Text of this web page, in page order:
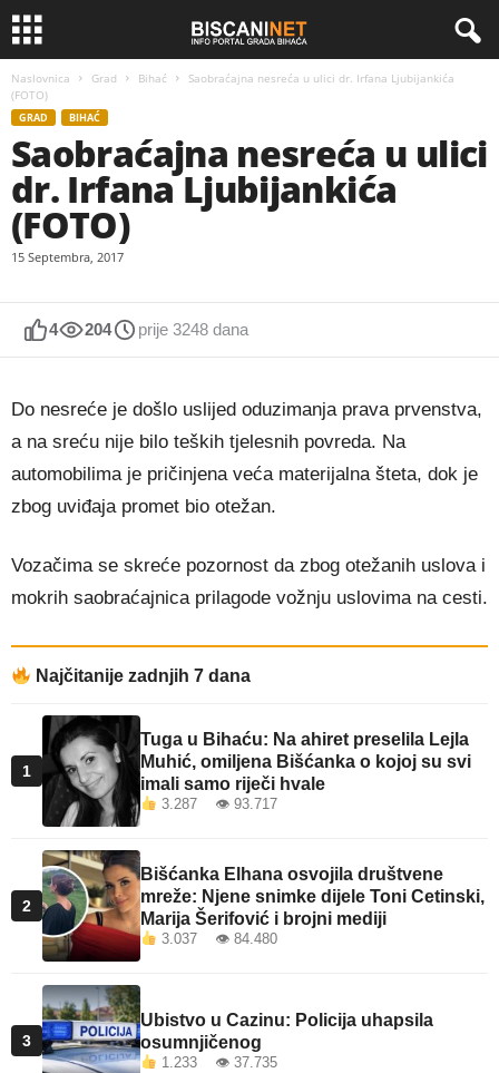
Naslovnica Grad Bihać
Saobraćajna nesreća u ulici dr. Irfana Ljubijankića
(FOTO)
GRAD BIHAĆ
Saobraćajna nesreća u ulici
dr. Irfana Ljubijankića
(FOTO)
15 Septembra, 2017
4 204 prije 3248 dana
Do nesreće je došlo uslijed oduzimanja prava prvenstva,
a na sreću nije bilo teških tjelesnih povreda. Na
automobilima je pričinjena veća materijalna šteta, dok je
zbog uviđaja promet bio otežan.
Vozačima se skreće pozornost da zbog otežanih uslova i
mokrih saobraćajnica prilagode vožnju uslovima na cesti.
Najčitanije zadnjih 7 dana
1
Tuga u Bihaću: Na ahiret preselila Lejla
Muhić, omiljena Bišćanka o kojoj su svi
imali samo riječi hvale
3.287 👁 93.717
2
Bišćanka Elhana osvojila društvene
mreže: Njene snimke dijele Toni Cetinski,
Marija Šerifović i brojni mediji
3.037 👁 84.480
3
Ubistvo u Cazinu: Policija uhapsila
osumnjičenog
1.233 👁 37.735